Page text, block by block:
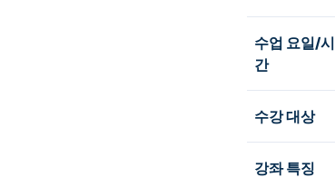
수업 요일/시
간
수강 대상
강좌 특징